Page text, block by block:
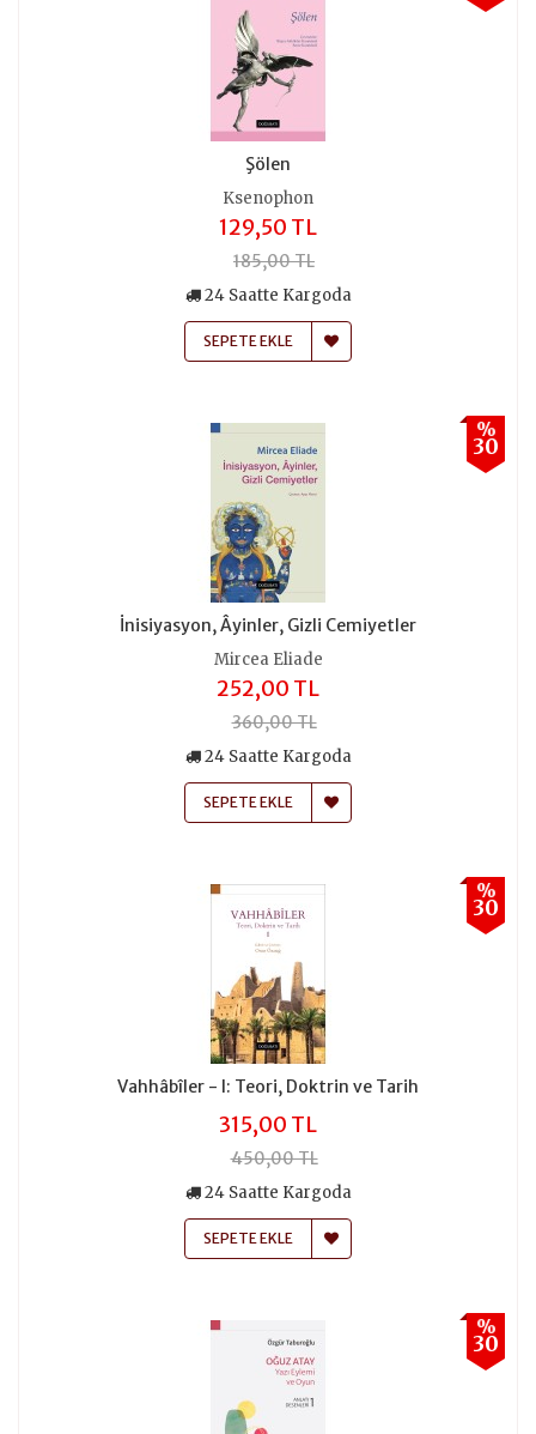
Şölen
Ksenophon
129,50 TL
185,00 TL
24 Saatte Kargoda
SEPETE EKLE
%
30
İnisiyasyon, Âyinler, Gizli Cemiyetler
Mircea Eliade
252,00 TL
360,00 TL
24 Saatte Kargoda
SEPETE EKLE
%
30
Vahhâbîler - I: Teori, Doktrin ve Tarih
315,00 TL
450,00 TL
24 Saatte Kargoda
SEPETE EKLE
%
30